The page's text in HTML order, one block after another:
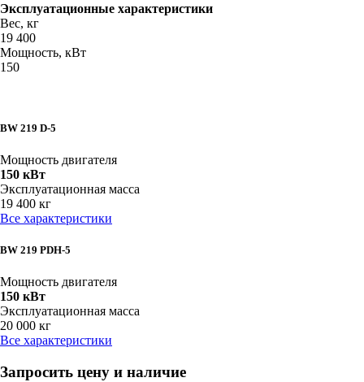
Эксплуатационные характеристики
Вес, кг
19 400
Мощность, кВт
150
BW 219 D-5
Мощность двигателя
150 кВт
Эксплуатационная масса
19 400 кг
Все характеристики
BW 219 PDH-5
Мощность двигателя
150 кВт
Эксплуатационная масса
20 000 кг
Все характеристики
Запросить цену и наличие